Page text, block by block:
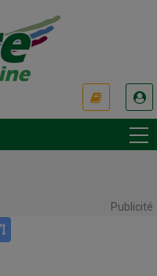
Publicité